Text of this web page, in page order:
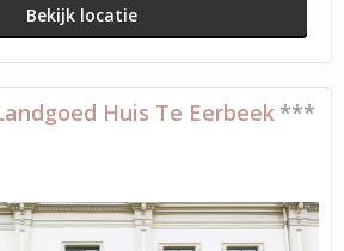
Bekijk locatie
Huis Te Eerbeek ***